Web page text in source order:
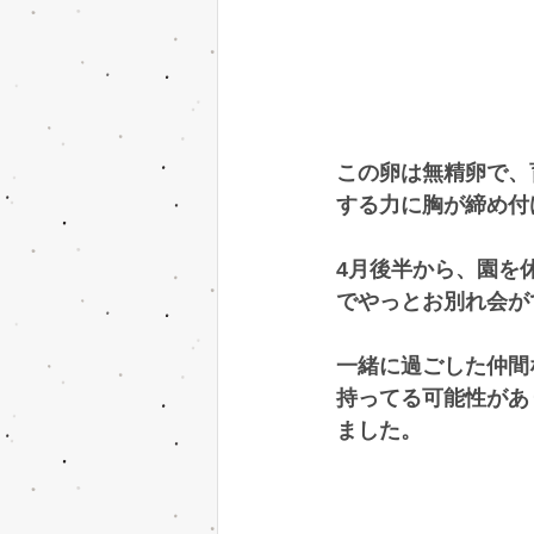
この卵は無精卵で
する力に胸が締め
4月後半から、園を
でやっとお別れ会
一緒に過ごした仲
持ってる可能性が
ました。